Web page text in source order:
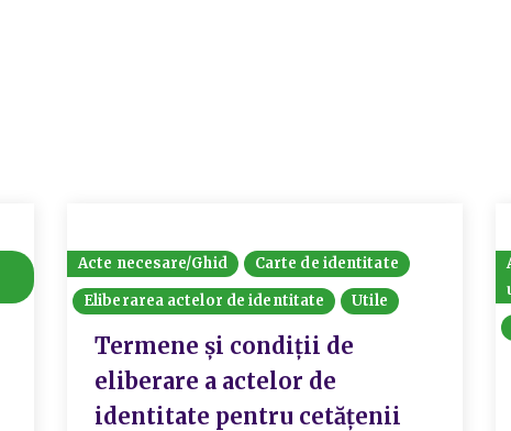
Acte necesare/Ghid
Carte de identitate
Eliberarea actelor de identitate
Utile
Termene și condiții de
eliberare a actelor de
identitate pentru cetățenii